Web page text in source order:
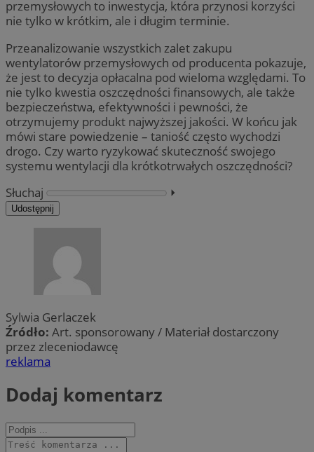
przemysłowych to inwestycja, która przynosi korzyści
nie tylko w krótkim, ale i długim terminie.
Przeanalizowanie wszystkich zalet zakupu
wentylatorów przemysłowych od producenta pokazuje,
że jest to decyzja opłacalna pod wieloma względami. To
nie tylko kwestia oszczędności finansowych, ale także
bezpieczeństwa, efektywności i pewności, że
otrzymujemy produkt najwyższej jakości. W końcu jak
mówi stare powiedzenie – taniość często wychodzi
drogo. Czy warto ryzykować skuteczność swojego
systemu wentylacji dla krótkotrwałych oszczędności?
Słuchaj
⏵︎
Udostępnij
Sylwia Gerlaczek
Źródło: Art. sponsorowany / Materiał dostarczony
przez zleceniodawcę
reklama
Dodaj komentarz